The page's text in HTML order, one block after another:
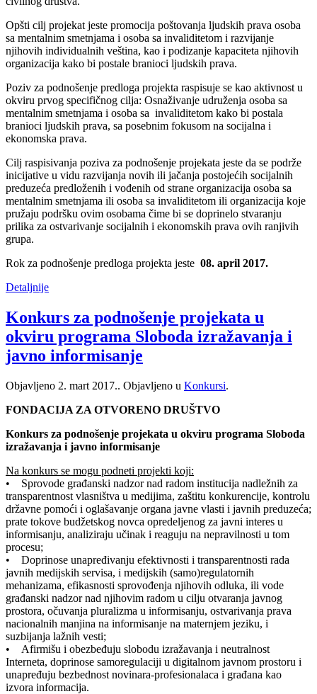
Opšti cilj projekat jeste promocija poštovanja ljudskih prava osoba
sa mentalnim smetnjama i osoba sa invaliditetom i razvijanje
njihovih individualnih veština, kao i podizanje kapaciteta njihovih
organizacija kako bi postale branioci ljudskih prava.
Poziv za podnošenje predloga projekta raspisuje se kao aktivnost u
okviru prvog specifičnog cilja: Osnaživanje udruženja osoba sa
mentalnim smetnjama i osoba sa invaliditetom kako bi postala
branioci ljudskih prava, sa posebnim fokusom na socijalna i
ekonomska prava.
Cilj raspisivanja poziva za podnošenje projekata jeste da se podrže
inicijative u vidu razvijanja novih ili jačanja postojećih socijalnih
preduzeća predloženih i vođenih od strane organizacija osoba sa
mentalnim smetnjama ili osoba sa invaliditetom ili organizacija koje
pružaju podršku ovim osobama čime bi se doprinelo stvaranju
prilika za ostvarivanje socijalnih i ekonomskih prava ovih ranjivih
grupa.
Rok za podnošenje predloga projekta jeste 08. april 2017.
Detaljnije
Konkurs za podnošenje projekata u
okviru programa Sloboda izražavanja i
javno informisanje
Objavljeno 2. mart 2017.. Objavljeno u Konkursi.
FONDACIJA ZA OTVORENO DRUŠTVO
Konkurs za podnošenje projekata u okviru programa Sloboda
izražavanja i javno informisanje
Na konkurs se mogu podneti projekti koji:
• Sprovode građanski nadzor nad radom institucija nadležnih za
transparentnost vlasništva u medijima, zaštitu konkurencije, kontrolu
državne pomoći i oglašavanje organa javne vlasti i javnih preduzeća;
prate tokove budžetskog novca opredeljenog za javni interes u
informisanju, analiziraju učinak i reaguju na nepravilnosti u tom
procesu;
• Doprinose unapređivanju efektivnosti i transparentnosti rada
javnih medijskih servisa, i medijskih (samo)regulatornih
mehanizama, efikasnosti sprovođenja njihovih odluka, ili vode
građanski nadzor nad njihovim radom u cilju otvaranja javnog
prostora, očuvanja pluralizma u informisanju, ostvarivanja prava
nacionalnih manjina na informisanje na maternjem jeziku, i
suzbijanja lažnih vesti;
• Afirmišu i obezbeđuju slobodu izražavanja i neutralnost
Interneta, doprinose samoregulaciji u digitalnom javnom prostoru i
unapređuju bezbednost novinara-profesionalaca i građana kao
izvora informacija.